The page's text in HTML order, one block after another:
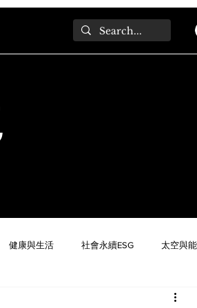
健康與生活 社會永續ESG 太空與